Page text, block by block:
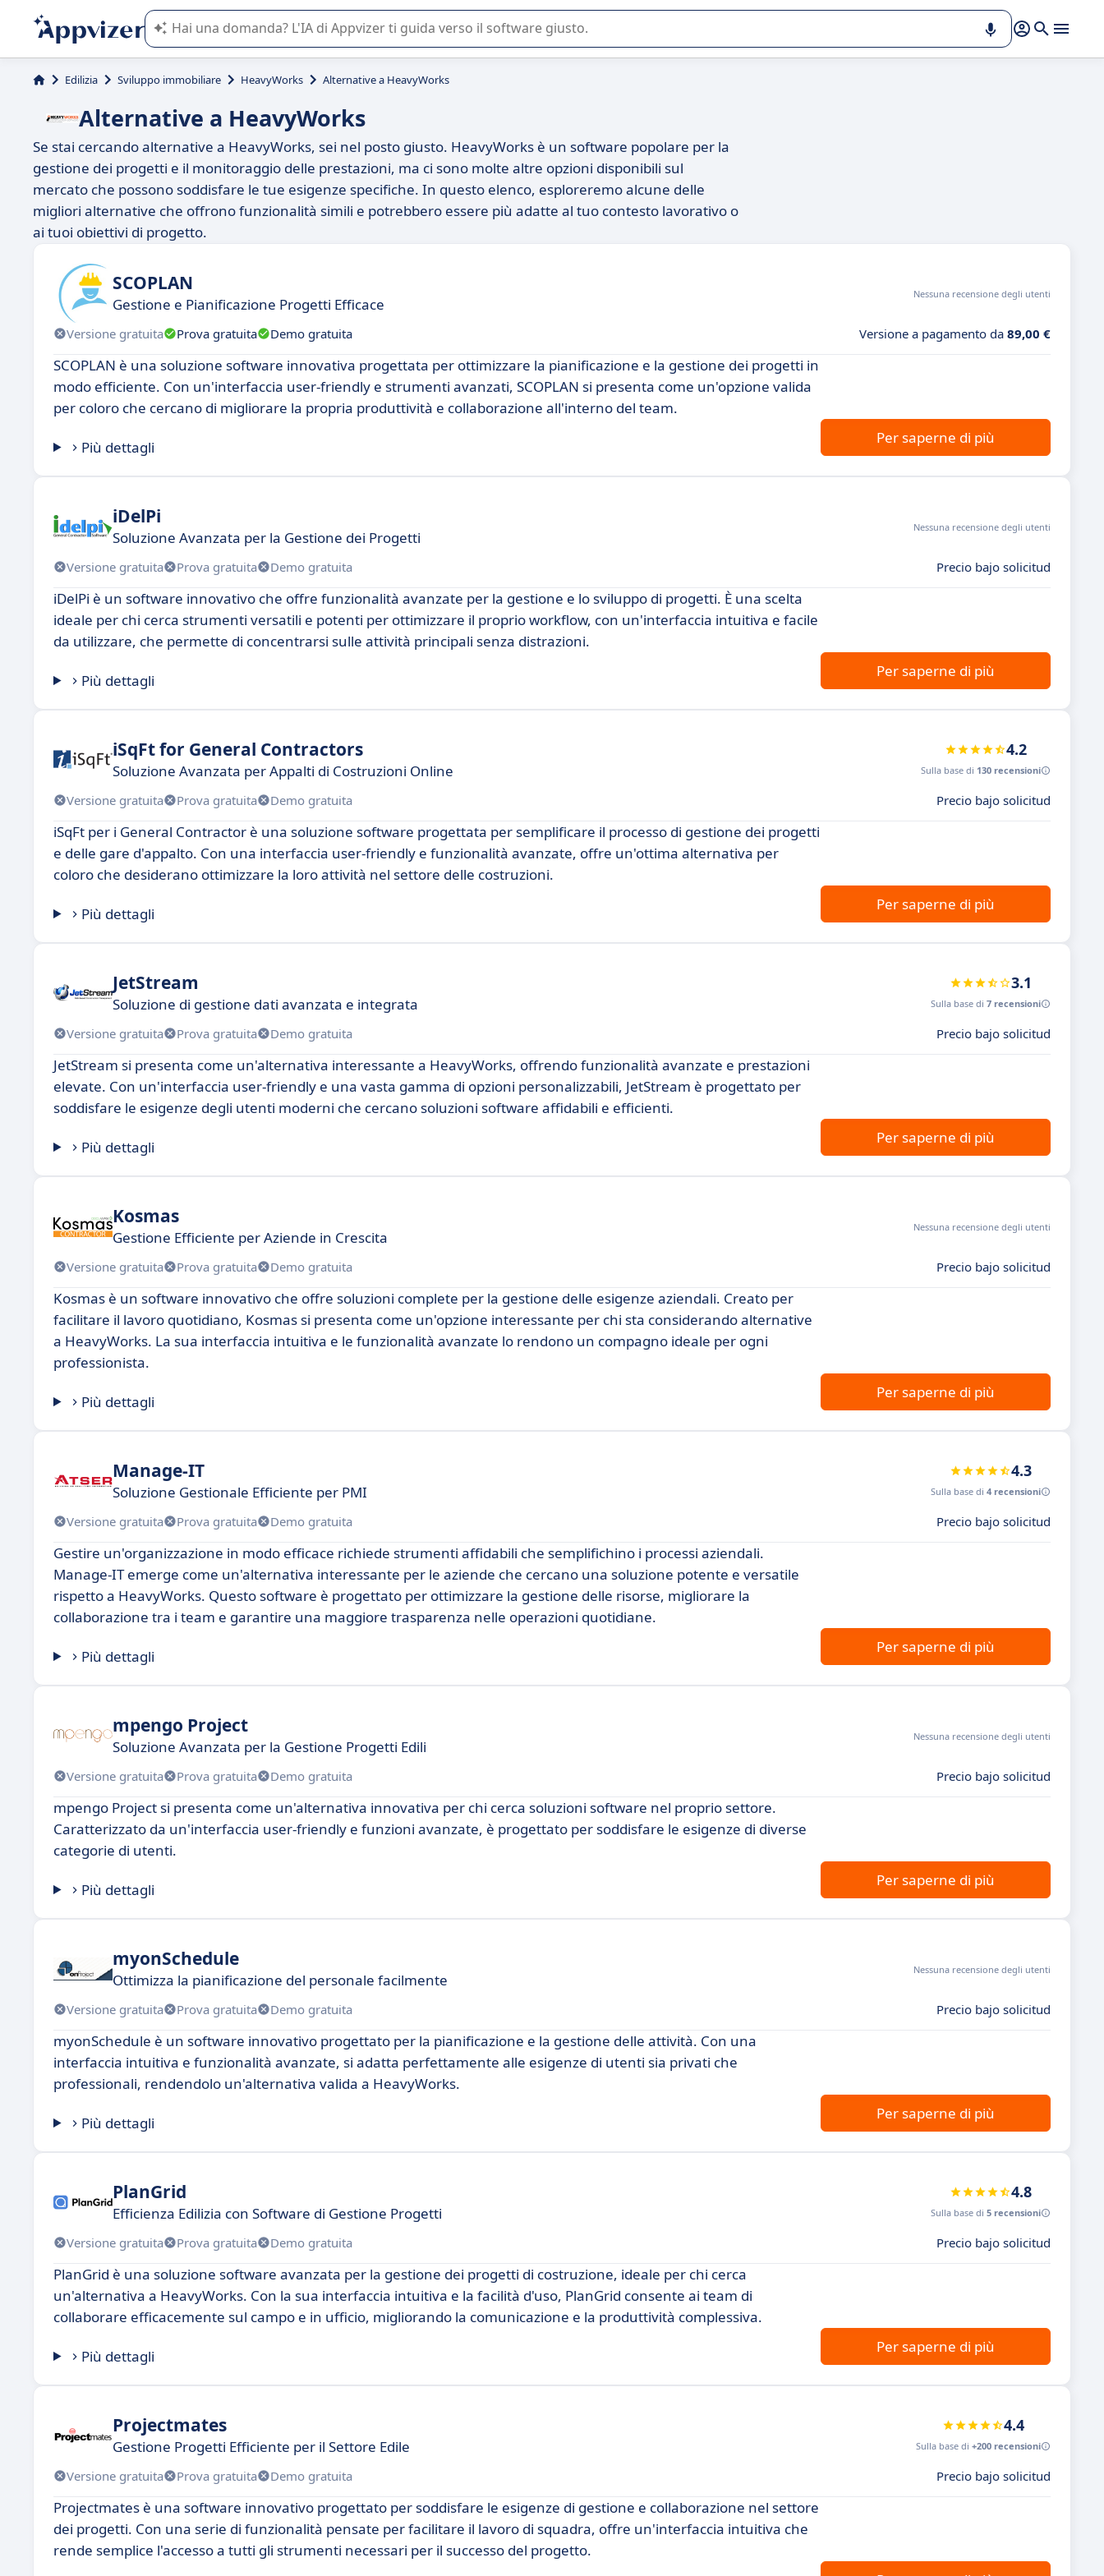
L'IA di Appvizer vi guida nell'utilizzo o nella scelta di un software SaaS per la vostra azienda.
Edilizia Sviluppo immobiliare HeavyWorks Alternative a HeavyWorks
Alternative a HeavyWorks
Se stai cercando alternative a HeavyWorks, sei nel posto giusto. HeavyWorks è un software popolare per la
gestione dei progetti e il monitoraggio delle prestazioni, ma ci sono molte altre opzioni disponibili sul
mercato che possono soddisfare le tue esigenze specifiche. In questo elenco, esploreremo alcune delle
migliori alternative che offrono funzionalità simili e potrebbero essere più adatte al tuo contesto lavorativo o
ai tuoi obiettivi di progetto.
SCOPLAN
Gestione e Pianificazione Progetti Efficace
Nessuna recensione degli utenti
Versione gratuita Prova gratuita Demo gratuita Versione a pagamento da 89,00 €
SCOPLAN è una soluzione software innovativa progettata per ottimizzare la pianificazione e la gestione dei progetti in
modo efficiente. Con un'interfaccia user-friendly e strumenti avanzati, SCOPLAN si presenta come un'opzione valida
per coloro che cercano di migliorare la propria produttività e collaborazione all'interno del team.
Più dettagli
Per saperne di più
iDelPi
Soluzione Avanzata per la Gestione dei Progetti
Nessuna recensione degli utenti
Versione gratuita Prova gratuita Demo gratuita Precio bajo solicitud
iDelPi è un software innovativo che offre funzionalità avanzate per la gestione e lo sviluppo di progetti. È una scelta
ideale per chi cerca strumenti versatili e potenti per ottimizzare il proprio workflow, con un'interfaccia intuitiva e facile
da utilizzare, che permette di concentrarsi sulle attività principali senza distrazioni.
Più dettagli
Per saperne di più
iSqFt for General Contractors
Soluzione Avanzata per Appalti di Costruzioni Online
4.2
Sulla base di 130 recensioni
Versione gratuita Prova gratuita Demo gratuita Precio bajo solicitud
iSqFt per i General Contractor è una soluzione software progettata per semplificare il processo di gestione dei progetti
e delle gare d'appalto. Con una interfaccia user-friendly e funzionalità avanzate, offre un'ottima alternativa per
coloro che desiderano ottimizzare la loro attività nel settore delle costruzioni.
Più dettagli
Per saperne di più
JetStream
Soluzione di gestione dati avanzata e integrata
3.1
Sulla base di 7 recensioni
Versione gratuita Prova gratuita Demo gratuita Precio bajo solicitud
JetStream si presenta come un'alternativa interessante a HeavyWorks, offrendo funzionalità avanzate e prestazioni
elevate. Con un'interfaccia user-friendly e una vasta gamma di opzioni personalizzabili, JetStream è progettato per
soddisfare le esigenze degli utenti moderni che cercano soluzioni software affidabili e efficienti.
Più dettagli
Per saperne di più
Kosmas
Gestione Efficiente per Aziende in Crescita
Nessuna recensione degli utenti
Versione gratuita Prova gratuita Demo gratuita Precio bajo solicitud
Kosmas è un software innovativo che offre soluzioni complete per la gestione delle esigenze aziendali. Creato per
facilitare il lavoro quotidiano, Kosmas si presenta come un'opzione interessante per chi sta considerando alternative
a HeavyWorks. La sua interfaccia intuitiva e le funzionalità avanzate lo rendono un compagno ideale per ogni
professionista.
Più dettagli
Per saperne di più
Manage-IT
Soluzione Gestionale Efficiente per PMI
4.3
Sulla base di 4 recensioni
Versione gratuita Prova gratuita Demo gratuita Precio bajo solicitud
Gestire un'organizzazione in modo efficace richiede strumenti affidabili che semplifichino i processi aziendali.
Manage-IT emerge come un'alternativa interessante per le aziende che cercano una soluzione potente e versatile
rispetto a HeavyWorks. Questo software è progettato per ottimizzare la gestione delle risorse, migliorare la
collaborazione tra i team e garantire una maggiore trasparenza nelle operazioni quotidiane.
Più dettagli
Per saperne di più
mpengo Project
Soluzione Avanzata per la Gestione Progetti Edili
Nessuna recensione degli utenti
Versione gratuita Prova gratuita Demo gratuita Precio bajo solicitud
mpengo Project si presenta come un'alternativa innovativa per chi cerca soluzioni software nel proprio settore.
Caratterizzato da un'interfaccia user-friendly e funzioni avanzate, è progettato per soddisfare le esigenze di diverse
categorie di utenti.
Più dettagli
Per saperne di più
myonSchedule
Ottimizza la pianificazione del personale facilmente
Nessuna recensione degli utenti
Versione gratuita Prova gratuita Demo gratuita Precio bajo solicitud
myonSchedule è un software innovativo progettato per la pianificazione e la gestione delle attività. Con una
interfaccia intuitiva e funzionalità avanzate, si adatta perfettamente alle esigenze di utenti sia privati che
professionali, rendendolo un'alternativa valida a HeavyWorks.
Più dettagli
Per saperne di più
PlanGrid
Efficienza Edilizia con Software di Gestione Progetti
4.8
Sulla base di 5 recensioni
Versione gratuita Prova gratuita Demo gratuita Precio bajo solicitud
PlanGrid è una soluzione software avanzata per la gestione dei progetti di costruzione, ideale per chi cerca
un'alternativa a HeavyWorks. Con la sua interfaccia intuitiva e la facilità d'uso, PlanGrid consente ai team di
collaborare efficacemente sul campo e in ufficio, migliorando la comunicazione e la produttività complessiva.
Più dettagli
Per saperne di più
Projectmates
Gestione Progetti Efficiente per il Settore Edile
4.4
Sulla base di +200 recensioni
Versione gratuita Prova gratuita Demo gratuita Precio bajo solicitud
Projectmates è una software innovativo progettato per soddisfare le esigenze di gestione e collaborazione nel settore
dei progetti. Con una serie di funzionalità pensate per facilitare il lavoro di squadra, offre un'interfaccia intuitiva che
rende semplice l'accesso a tutti gli strumenti necessari per il successo del progetto.